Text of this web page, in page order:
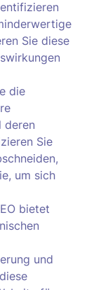
Sie diese
die
deren
Sie
um sich
bietet
und